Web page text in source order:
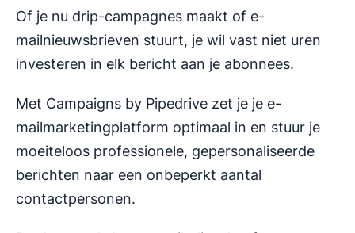
Of je nu drip-campagnes maakt of e-
mailnieuwsbrieven stuurt, je wil vast niet uren
investeren in elk bericht aan je abonnees.
Met Campaigns by Pipedrive zet je je e-
mailmarketingplatform optimaal in en stuur je
moeiteloos professionele, gepersonaliseerde
berichten naar een onbeperkt aantal
contactpersonen.